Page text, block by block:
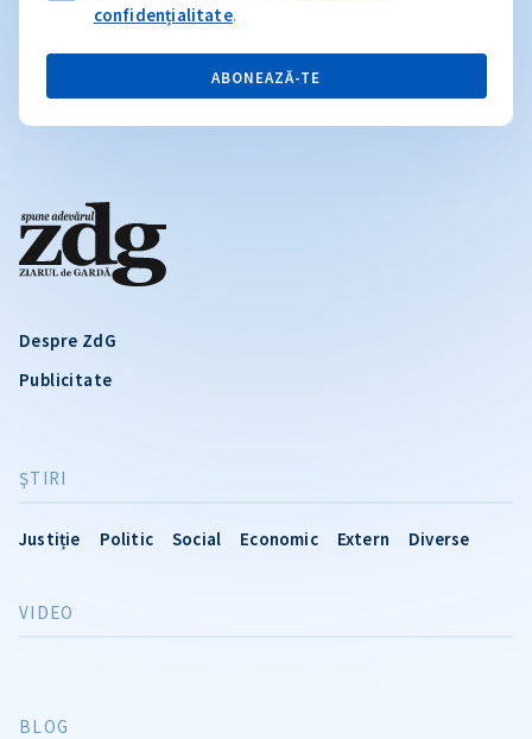
Despre ZdG
Publicitate
ŞTIRI
Justiție Politic Social Economic Extern Diverse
VIDEO
BLOG
confidențialitate.
ABONEAZĂ-TE